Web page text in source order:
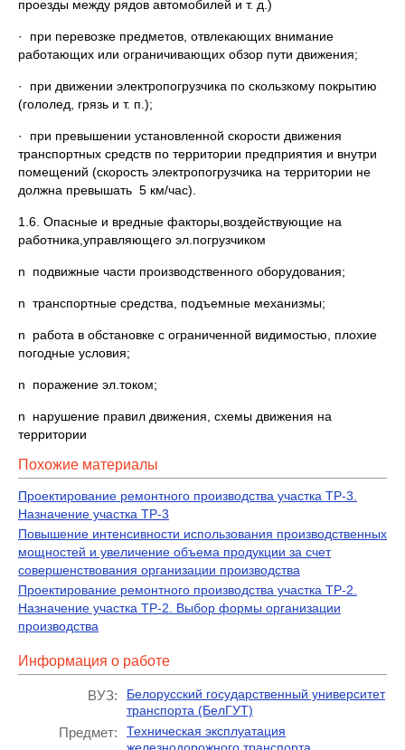
проезды между рядов автомобилей и т. д.)
· при перевозке предметов, отвлекающих внимание
работающих или ограничивающих обзор пути движения;
· при движении электропогрузчика по скользкому покрытию
(гололед, грязь и т. п.);
· при превышении установленной скорости движения
транспортных средств по территории предприятия и внутри
помещений (скорость электропогрузчика на территории не
должна превышать 5 км/час).
1.6. Опасные и вредные факторы,воздействующие на
работника,управляющего эл.погрузчиком
n подвижные части производственного оборудования;
n транспортные средства, подъемные механизмы;
n работа в обстановке с ограниченной видимостью, плохие
погодные условия;
n поражение эл.током;
n нарушение правил движения, схемы движения на
территории
Похожие материалы
Проектирование ремонтного производства участка ТР-3.
Назначение участка ТР-3
Повышение интенсивности использования производственных
мощностей и увеличение объема продукции за счет
совершенствования организации производства
Проектирование ремонтного производства участка ТР-2.
Назначение участка ТР-2. Выбор формы организации
производства
Информация о работе
ВУЗ:
Белорусский государственный университет
транспорта (БелГУТ)
Предмет:
Техническая эксплуатация